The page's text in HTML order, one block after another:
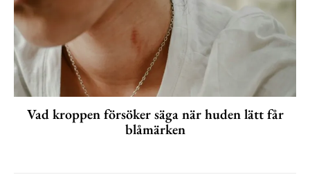
Vad kroppen försöker säga när huden lätt får
blåmärken